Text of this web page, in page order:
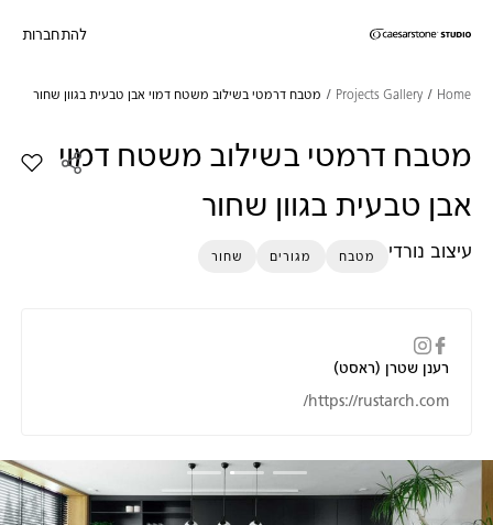
להתחברות
Home
Projects Gallery מטבח דרמטי בשילוב משטח דמוי אבן טבעית בגוון שחור
מטבח דרמטי בשילוב משטח דמוי
אבן טבעית בגוון שחור
הוסף
עיצוב נורדי מטבח מגורים שחור
רענן שטרן (ראסט)
https://rustarch.com/